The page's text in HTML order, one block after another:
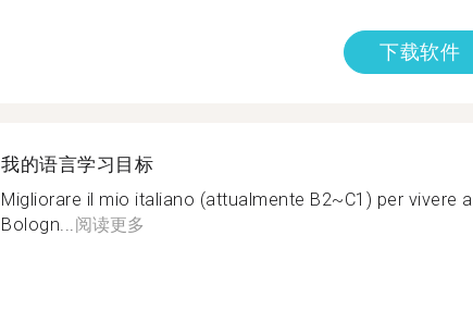
下载软件
我的语言学习目标
Migliorare il mio italiano (attualmente B2~C1) per vivere a
Bologn...阅读更多